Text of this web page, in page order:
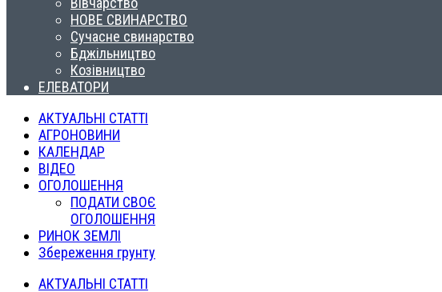
НОВЕ СВИНАРСТВО
Сучасне свинарство
Бджільництво
Козівництво
ЕЛЕВАТОРИ
АКТУАЛЬНІ СТАТТІ
АГРОНОВИНИ
КАЛЕНДАР
ВІДЕО
ОГОЛОШЕННЯ
ПОДАТИ СВОЄ
ОГОЛОШЕННЯ
РИНОК ЗЕМЛІ
Збереження грунту
АКТУАЛЬНІ СТАТТІ